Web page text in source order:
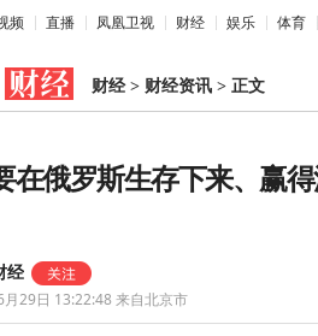
频 直播 凤凰卫视 财经 娱乐 体育
财经> 财经资讯 > 正文
在俄罗斯生存下来、赢
经
29日 13:22:48 来自北京市